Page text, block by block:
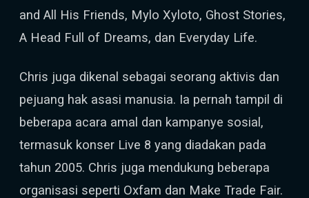
and All His Friends, Mylo Xyloto, Ghost Stories,
A Head Full of Dreams, dan Everyday Life.
Chris juga dikenal sebagai seorang aktivis dan
pejuang hak asasi manusia. Ia pernah tampil di
beberapa acara amal dan kampanye sosial,
termasuk konser Live 8 yang diadakan pada
tahun 2005. Chris juga mendukung beberapa
organisasi seperti Oxfam dan Make Trade Fair.